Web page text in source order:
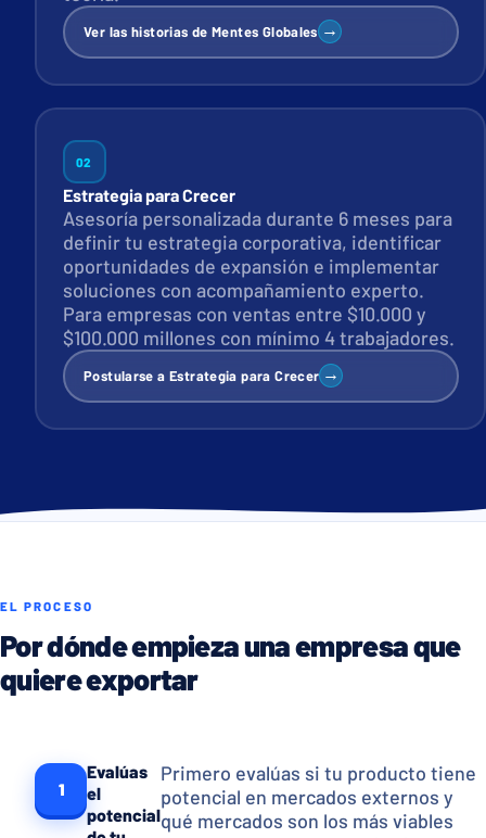
Ver las historias de Mentes Globales →
02
Estrategia para Crecer
Asesoría personalizada durante 6 meses para
definir tu estrategia corporativa, identificar
oportunidades de expansión e implementar
soluciones con acompañamiento experto.
Para empresas con ventas entre $10.000 y
$100.000 millones con mínimo 4 trabajadores.
Postularse a Estrategia para Crecer→
EL PROCESO
Por dónde empieza una empresa que
quiere exportar
1
Evalúas
el
potencial
Primero evalúas si tu producto tiene
potencial en mercados externos y
qué mercados son los más viables